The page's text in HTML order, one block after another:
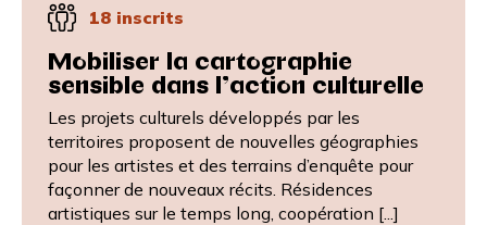
18 inscrits
Mobiliser la cartographie
sensible dans l’action culturelle
Les projets culturels développés par les
territoires proposent de nouvelles géographies
pour les artistes et des terrains d’enquête pour
façonner de nouveaux récits. Résidences
artistiques sur le temps long, coopération [...]